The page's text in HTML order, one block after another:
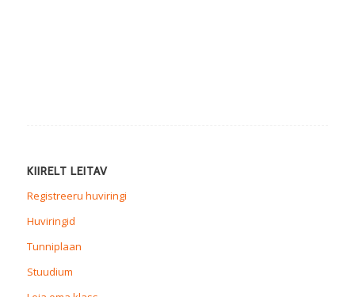
KIIRELT LEITAV
Registreeru huviringi
Huviringid
Tunniplaan
Stuudium